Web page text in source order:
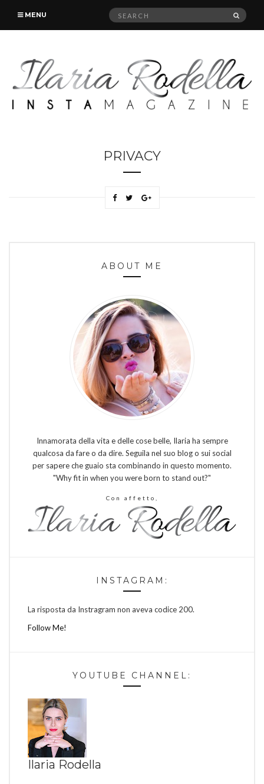
MENU
Search
PRIVACY
ABOUT ME
Innamorata della vita e delle cose belle, Ilaria ha sempre
qualcosa da fare o da dire. Seguila nel suo blog o sui social
per sapere che guaio sta combinando in questo momento.
"Why fit in when you were born to stand out?"
Con affetto,
INSTAGRAM:
La risposta da Instragram non aveva codice 200.
Follow Me!
YOUTUBE CHANNEL:
Ilaria Rodella